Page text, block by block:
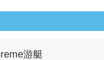
游艇